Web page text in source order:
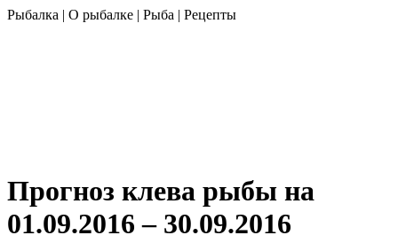
Рыбалка | О рыбалке | Рыба | Рецепты
Прогноз клева рыбы на
01.09.2016 – 30.09.2016